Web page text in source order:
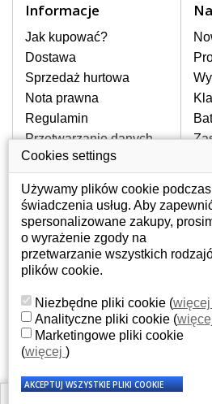
zaliczyć uszkodzenia
rozbity lub pęknięty
pojawiające się pionowe
ekran, migotanie lub
jasność ekranu.
W naszym
cały okres
wyłącznie
oryginalne
wadliwych
JAK WYBRAĆ
DO LAPTOPA ACER
Odpowiedni ekran
konkretnego modelu
oznaczenie można
na spodzie laptopa lub pod
obudowie klawiatury. Jeżeli
Informacje
Jak kupować?
Dostawa
Sprzedaż hurtowa
Nota prawna
Regulamin
Przetwarzanie danych
osobowych
Gdzie nas znajdziesz
Twoje konto
Twoje konto
Dane osobowe
Adresy
Historia zamówień
Cookies settings
Używamy plików cookie podczas
świadczenia usług. Aby
spersonalizowane zakupy,
o wyrażenie zgody na
przetwarzanie wszystkich
plików cookie.
Niezbędne pliki cookie (więcej
Analityczne pliki cookie (
Marketingowe pliki cookie
(więcej )